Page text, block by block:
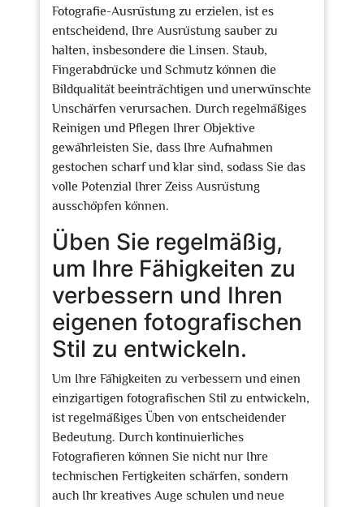
Fotografie-Ausrüstung zu erzielen, ist es
entscheidend, Ihre Ausrüstung sauber zu
halten, insbesondere die Linsen. Staub,
Fingerabdrücke und Schmutz können die
Bildqualität beeinträchtigen und unerwünschte
Unschärfen verursachen. Durch regelmäßiges
Reinigen und Pflegen Ihrer Objektive
gewährleisten Sie, dass Ihre Aufnahmen
gestochen scharf und klar sind, sodass Sie das
volle Potenzial Ihrer Zeiss Ausrüstung
ausschöpfen können.
Üben Sie regelmäßig,
um Ihre Fähigkeiten zu
verbessern und Ihren
eigenen fotografischen
Stil zu entwickeln.
Um Ihre Fähigkeiten zu verbessern und einen
einzigartigen fotografischen Stil zu entwickeln,
ist regelmäßiges Üben von entscheidender
Bedeutung. Durch kontinuierliches
Fotografieren können Sie nicht nur Ihre
technischen Fertigkeiten schärfen, sondern
auch Ihr kreatives Auge schulen und neue